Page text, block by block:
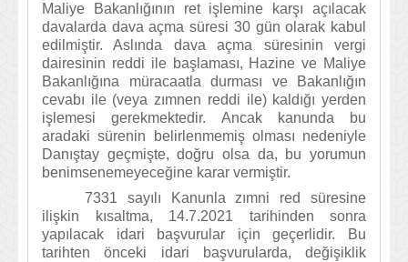
Maliye Bakanlığının ret işlemine karşı açılacak
davalarda dava açma süresi 30 gün olarak kabul
edilmiştir. Aslında dava açma süresinin vergi
dairesinin reddi ile başlaması, Hazine ve Maliye
Bakanlığına müracaatla durması ve Bakanlığın
cevabı ile (veya zımnen reddi ile) kaldığı yerden
işlemesi gerekmektedir. Ancak kanunda bu
aradaki sürenin belirlenmemiş olması nedeniyle
Danıştay geçmişte, doğru olsa da, bu yorumun
benimsenemeyeceğine karar vermiştir.
7331 sayılı Kanunla zımni red süresine
ilişkin kısaltma, 14.7.2021 tarihinden sonra
yapılacak idari başvurular için geçerlidir. Bu
tarihten önceki idari başvurularda, değişiklik